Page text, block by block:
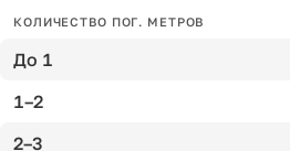
КОЛИЧЕСТВО ПОГ. МЕТРОВ
До 1
1–2
2–3